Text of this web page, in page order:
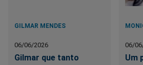
GILMAR MENDES
06/06/2026
Gilmar que tanto
06/
Um